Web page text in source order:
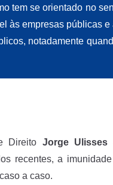
tem se orientado no
às empresas públicas
notadamente
Direito Jorge Ulisses
recentes, a
a caso.